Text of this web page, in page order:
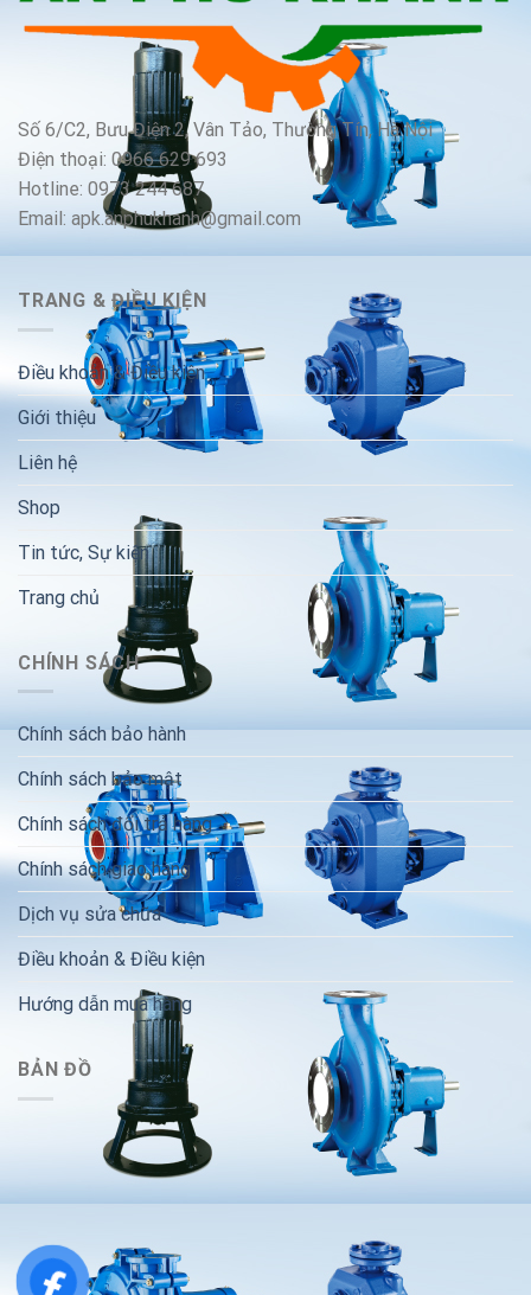
Số 6/C2, Bưu Điện 2, Vân Tảo, Thường Tín, Hà Nội
Điện thoại: 0966 629 693
Hotline: 0973 244 687
Email: apk.anphukhanh@gmail.com
TRANG & ĐIỀU KIỆN
Điều khoản & Điều kiện
Giới thiệu
Liên hệ
Shop
Tin tức, Sự kiện
Trang chủ
CHÍNH SÁCH
Chính sách bảo hành
Chính sách bảo mật
Chính sách đổi trả hàng
Chính sách giao hàng
Dịch vụ sửa chữa
Điều khoản & Điều kiện
Hướng dẫn mua hàng
BẢN ĐỒ